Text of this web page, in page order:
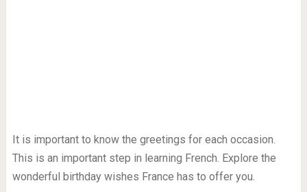
It is important to know the greetings for each occasion.
This is an important step in learning French. Explore the
wonderful birthday wishes France has to offer you.